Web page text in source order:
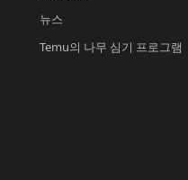
뉴스
Temu의 나무 심기 프로그램